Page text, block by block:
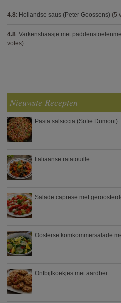
4.8: Hollandse saus (Peter Goossens) (5
4.8: Varkenshaasje met
votes)
Nieuwste Recepten
Pasta salsiccia (Sofie Dumont)
Italiaanse ratatouille
Salade caprese met
Oosterse komkommersalade
Ontbijtkoekjes met aardbei